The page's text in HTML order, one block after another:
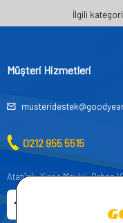
İlgili
Müşteri Hizmetleri
0212 955 5515
Atatürk, Kıraç Mevkii, Orhan